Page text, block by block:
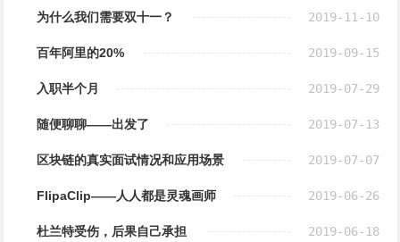
为什么我们需要双十一？ 2019-11-10
百年阿里的20% 2019-09-15
入职半个月 2019-07-29
随便聊聊——出发了 2019-07-13
区块链的真实面试情况和应用场景 2019-07-07
FlipaClip——人人都是灵魂画师 2019-06-26
杜兰特受伤，后果自己承担 2019-06-18